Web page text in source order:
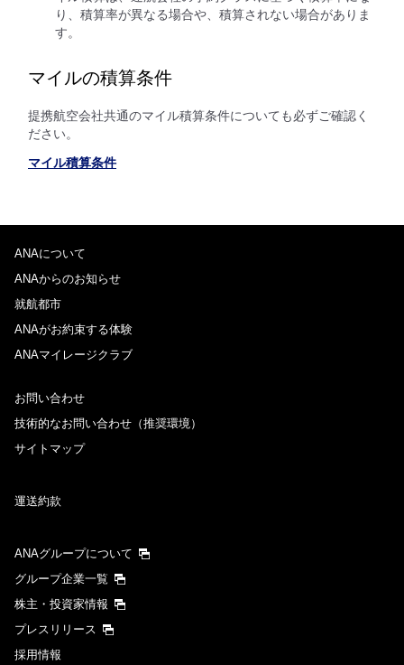
り、積算率が異なる場合や、積算されない場合がありま
す。
マイルの積算条件
提携航空会社共通のマイル積算条件についても必ずご確認く
ださい。
マイル積算条件
ANAについて
ANAからのお知らせ
就航都市
ANAがお約束する体験
ANAマイレージクラブ
お問い合わせ
技術的なお問い合わせ（推奨環境）
サイトマップ
運送約款
ANAグループについて
グループ企業一覧
株主・投資家情報
プレスリリース
採用情報